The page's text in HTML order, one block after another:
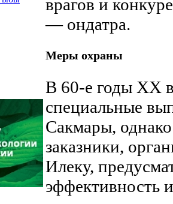
врагов и
— ондатра.
Меры охраны
В 60-е годы XX
специальные
Сакмары,
заказники,
Илеку,
эффективность